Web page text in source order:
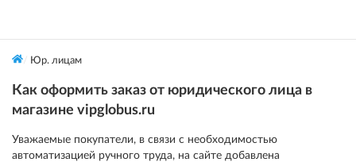
Юр. лицам
Как оформить заказ от юридического лица в
магазине vipglobus.ru
Уважаемые покупатели, в связи с необходимостью
автоматизацией ручного труда, на сайте добавлена